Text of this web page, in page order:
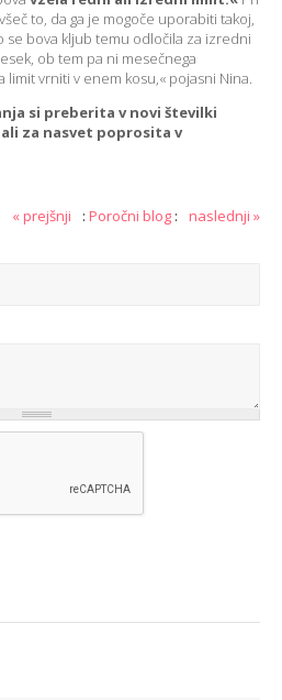
to, da ga je mogoče uporabiti takoj,
se bova kljub temu odločila za izredni
ob tem pa ni mesečnega
limit vrniti v enem kosu,« pojasni Nina.
si preberita v novi številki
ali za nasvet poprosita v
« prejšnji : Poročni blog : naslednji »